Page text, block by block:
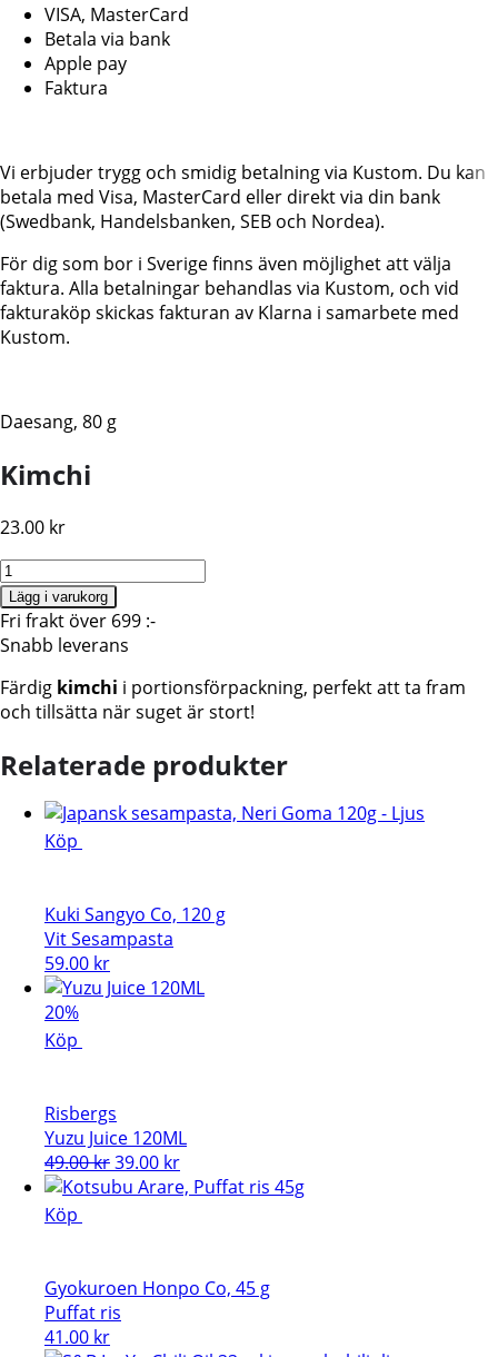
VISA, MasterCard
Betala via bank
Apple pay
Faktura
Vi erbjuder trygg och smidig betalning via Kustom. Du kan
betala med Visa, MasterCard eller direkt via din bank
(Swedbank, Handelsbanken, SEB och Nordea).
För dig som bor i Sverige finns även möjlighet att välja
faktura. Alla betalningar behandlas via Kustom, och vid
fakturaköp skickas fakturan av Klarna i samarbete med
Kustom.
Daesang, 80 g
Kimchi
23.00 kr
Kimchi,
Daesang,
80G
mängd
Lägg i varukorg
Fri frakt över 699 :-
Snabb leverans
Färdig kimchi i portionsförpackning, perfekt att ta fram
och tillsätta när suget är stort!
Relaterade produkter
Köp
Kuki Sangyo Co, 120 g
Vit Sesampasta
59.00 kr
20%
Köp
Risbergs
Yuzu Juice 120ML
49.00krDet
ursprungliga
39.00 krDet
nuvarande
Köp
Gyokuroen Honpo Co, 45 g
Puffat ris
41.00 kr